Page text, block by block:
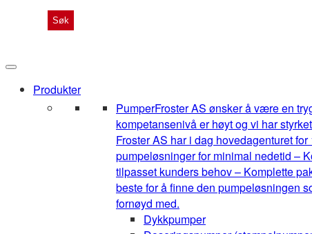
Produkter
PumperFroster AS ønsker å være en
kompetansenivå er høyt og vi har
Froster AS har i dag hovedagenturet
pumpeløsninger for minimal nedetid –
tilpasset kunders behov – Komplette
beste for å finne den pumpeløsningen
fornøyd med.
Dykkpumper